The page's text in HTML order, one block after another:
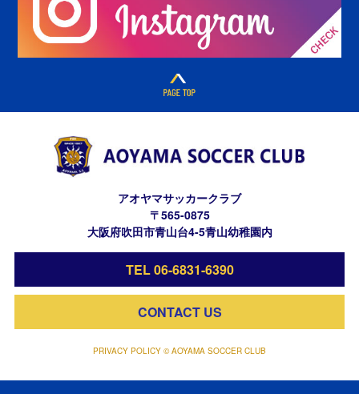
アオヤマサッカークラブ
〒565-0875
大阪府吹田市青山台4-5青山幼稚園内
TEL 06-6831-6390
CONTACT US
PRIVACY POLICY © AOYAMA SOCCER CLUB